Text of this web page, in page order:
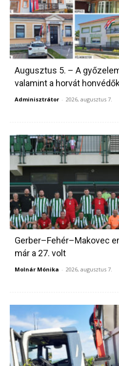
Augusztus 5. – A
valamint a horvát
Adminisztrátor - 2026, augusztus 7.
Gerber–Fehér–Makovec
már a 27. volt
Molnár Mónika - 2026, augusztus 7.